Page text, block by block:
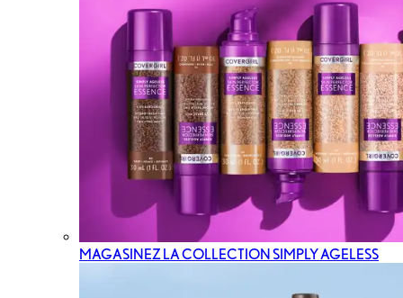
MAGASINEZ LA COLLECTION SIMPLY AGELESS